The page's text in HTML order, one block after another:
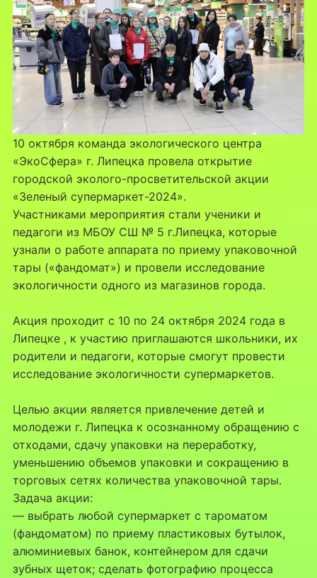
10 октября команда экологического центра
«ЭкоСфера» г. Липецка провела открытие
городской эколого-просветительской акции
«Зеленый супермаркет-2024».
Участниками мероприятия стали ученики и
педагоги из МБОУ СШ № 5 г.Липецка, которые
узнали о работе аппарата по приему упаковочной
тары («фандомат») и провели исследование
экологичности одного из магазинов города.
Акция проходит с 10 по 24 октября 2024 года в
Липецке , к участию приглашаются школьники, их
родители и педагоги, которые смогут провести
исследование экологичности супермаркетов.
Целью акции является привлечение детей и
молодежи г. Липецка к осознанному обращению с
отходами, сдачу упаковки на переработку,
уменьшению объемов упаковки и сокращению в
торговых сетях количества упаковочной тары.
Задача акции:
— выбрать любой супермаркет с тароматом
(фандоматом) по приему пластиковых бутылок,
алюминиевых банок, контейнером для сдачи
зубных щеток; сделать фотографию процесса